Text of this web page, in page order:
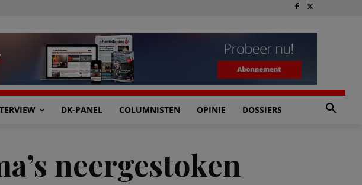
DK-PANEL COLUMNISTEN OPINIE DOSSIERS
neergestoken